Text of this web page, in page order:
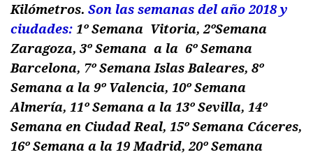
Kilómetros. Son las semanas del año 2018 y
ciudades: 1º Semana Vitoria, 2ºSemana
Zaragoza, 3º Semana a la 6º Semana
Barcelona, 7º Semana Islas Baleares, 8º
Semana a la 9º Valencia, 10º Semana
Almería, 11º Semana a la 13º Sevilla, 14º
Semana en Ciudad Real, 15º Semana Cáceres,
16º Semana a la 19 Madrid, 20º Semana